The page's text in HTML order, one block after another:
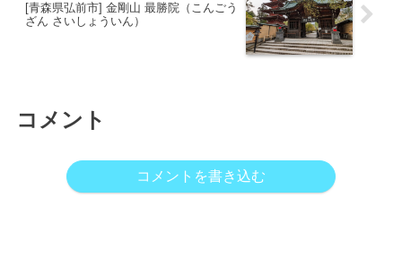
[青森県弘前市] 金剛山 最勝院（こんごう
ざん さいしょういん）
コメント
コメントを書き込む